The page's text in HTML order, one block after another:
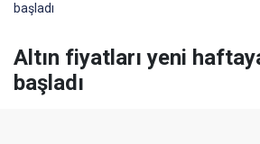
başladı
Altın fiyatları yeni
başladı